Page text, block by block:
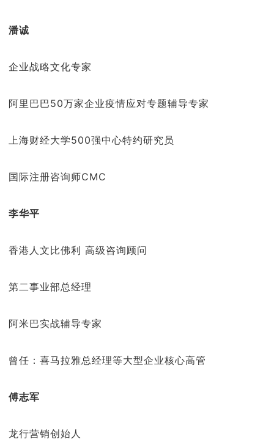
潘诚
企业战略文化专家
阿里巴巴50万家企业疫情应对专题辅导专家
上海财经大学500强中心特约研究员
国际注册咨询师CMC
李华平
香港人文比佛利 高级咨询顾问
第二事业部总经理
阿米巴实战辅导专家
曾任：喜马拉雅总经理等大型企业核心高管
傅志军
龙行营销创始人